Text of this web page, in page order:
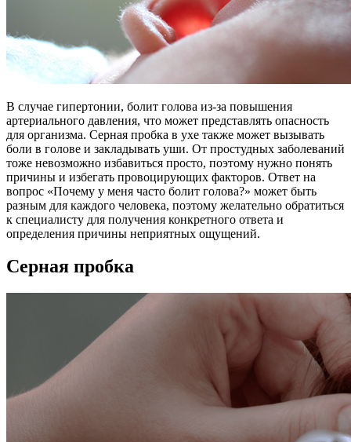
В случае гипертонии, болит голова из-за повышения
артериального давления, что может представлять опасность
для организма. Серная пробка в ухе также может вызывать
боли в голове и закладывать уши. От простудных заболеваний
тоже невозможно избавиться просто, поэтому нужно понять
причины и избегать провоцирующих факторов. Ответ на
вопрос «Почему у меня часто болит голова?» может быть
разным для каждого человека, поэтому желательно обратиться
к специалисту для получения конкретного ответа и
определения причины неприятных ощущений.
Серная пробка